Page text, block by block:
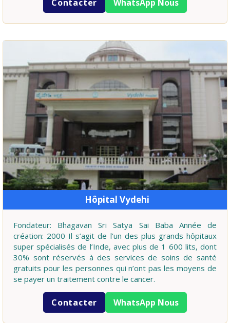
Contacter WhatsApp Nous
Hôpital Vydehi
Fondateur: Bhagavan Sri Satya Sai Baba Année de
création: 2000 Il s’agit de l’un des plus grands hôpitaux
super spécialisés de l’Inde, avec plus de 1 600 lits, dont
30% sont réservés à des services de soins de santé
gratuits pour les personnes qui n’ont pas les moyens de
se payer un traitement contre le cancer.
Contacter WhatsApp Nous